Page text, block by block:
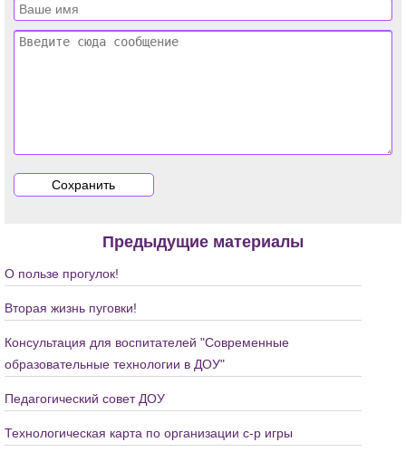
Предыдущие материалы
О пользе прогулок!
Вторая жизнь пуговки!
Консультация для воспитателей "Современные
образовательные технологии в ДОУ"
Педагогический совет ДОУ
Технологическая карта по организации с-р игры